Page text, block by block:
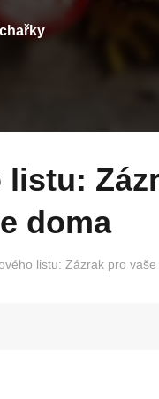
doma
listu: Zázrak pro